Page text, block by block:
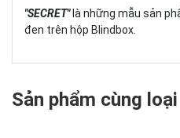
"SECRET"là những mẫu sản
đen trên hộp Blindbox.
Sản phẩm cùng loại